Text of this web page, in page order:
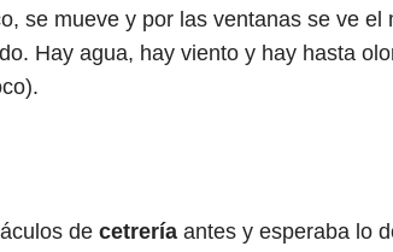
se mueve y por las ventanas se ve
Hay agua, hay viento y hay hasta
de cetrería antes y esperaba lo